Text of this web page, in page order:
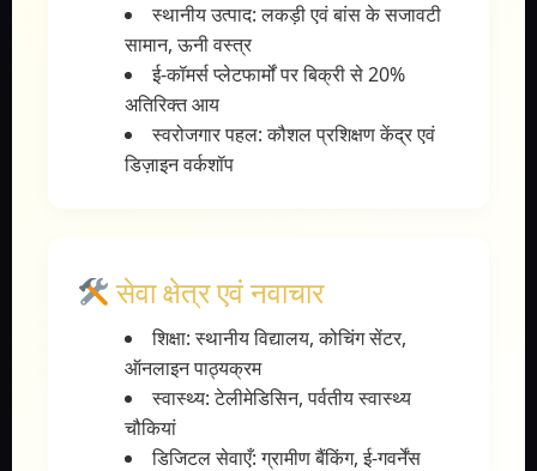
स्थानीय उत्पाद: लकड़ी एवं बांस के सजावटी
सामान, ऊनी वस्त्र
ई-कॉमर्स प्लेटफार्मों पर बिक्री से 20%
अतिरिक्त आय
स्वरोजगार पहल: कौशल प्रशिक्षण केंद्र एवं
डिज़ाइन वर्कशॉप
सेवा क्षेत्र एवं नवाचार
शिक्षा: स्थानीय विद्यालय, कोचिंग सेंटर,
ऑनलाइन पाठ्यक्रम
स्वास्थ्य: टेलीमेडिसिन, पर्वतीय स्वास्थ्य
चौकियां
डिजिटल सेवाएँ: ग्रामीण बैंकिंग, ई-गवर्नेंस